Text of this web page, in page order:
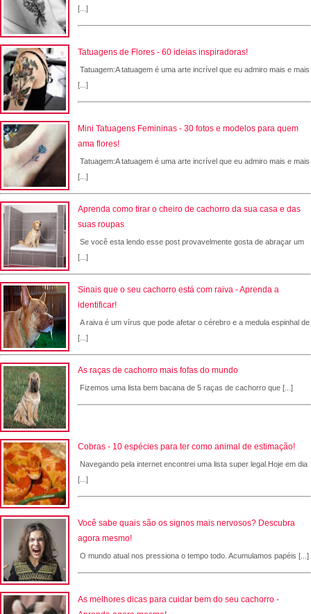
[...]
Tatuagens de Flores - 60 ideias inspiradoras!
Tatuagem:A tatuagem é uma arte incrível que eu admiro mais e mais
[...]
Mini Tatuagens Femininas - 30 fotos e modelos para quem
ama flores!
Tatuagem:A tatuagem é uma arte incrível que eu admiro mais e mais
[...]
Aprenda como tirar o cheiro de cachorro da sua casa e das
suas roupas
Se você esta lendo esse post provavelmente gosta de abraçar um
[...]
Sinais que o seu cachorro está com raiva - Aprenda a
identificar!
A raiva é um vírus que pode afetar o cérebro e a medula espinhal de
[...]
As raças de cachorro mais fofas do mundo
Fizemos uma lista bem bacana de 5 raças de cachorro que [...]
Cobras - 10 espécies para ter como animal de estimação!
Navegando pela internet encontrei uma lista super legal.Hoje em dia
[...]
Você sabe quais são os signos mais nervosos? Descubra
agora mesmo!
O mundo atual nos pressiona o tempo todo. Acumulamos papéis [...]
As melhores dicas para cuidar bem do seu cachorro -